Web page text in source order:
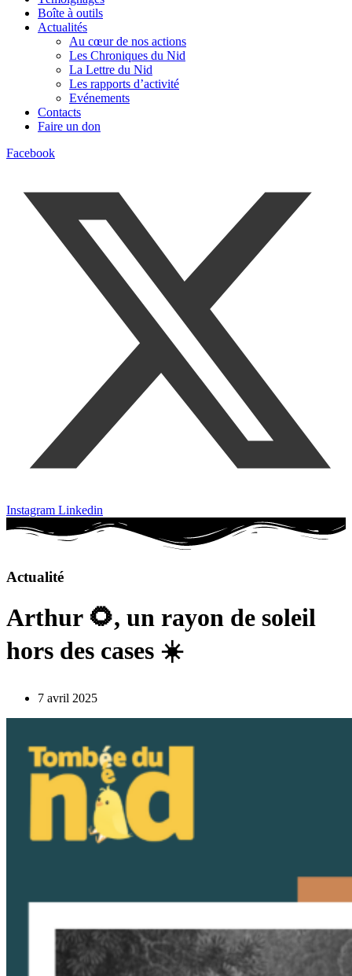
Boîte à outils
Actualités
Au cœur de nos actions
Les Chroniques du Nid
La Lettre du Nid
Les rapports d’activité
Evénements
Contacts
Faire un don
Facebook
Instagram Linkedin
Actualité
Arthur 🌻, un rayon de soleil
hors des cases ☀️
7 avril 2025